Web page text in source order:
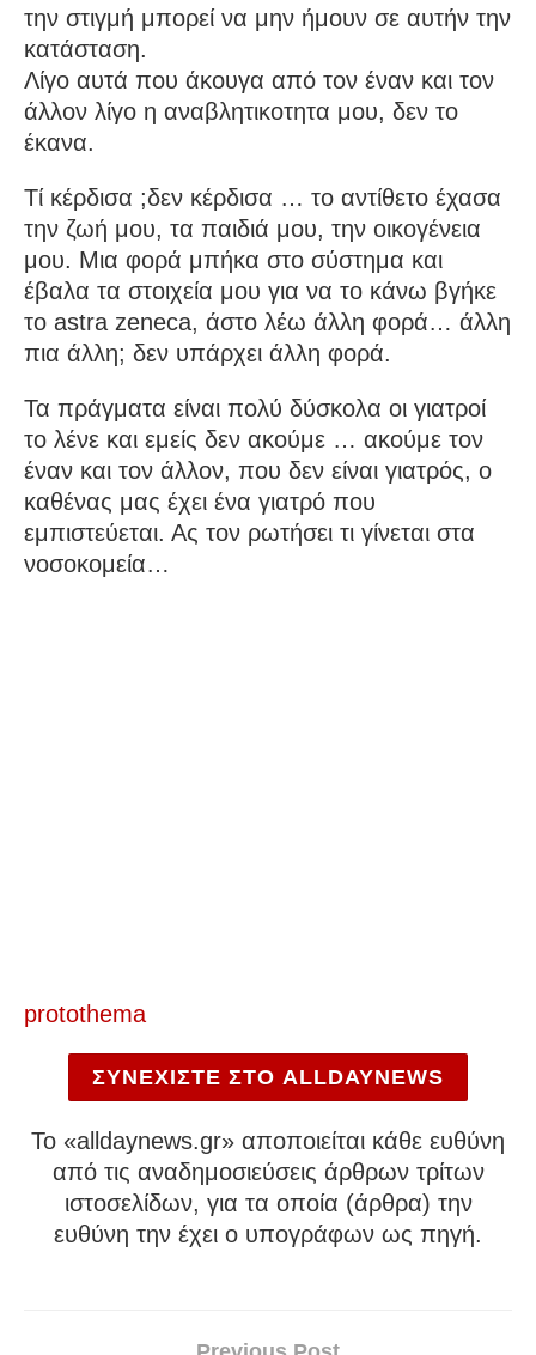
την στιγμή μπορεί να μην ήμουν σε αυτήν την
κατάσταση.
Λίγο αυτά που άκουγα από τον έναν και τον
άλλον λίγο η αναβλητικοτητα μου, δεν το
έκανα.
Τί κέρδισα ;δεν κέρδισα … το αντίθετο έχασα
την ζωή μου, τα παιδιά μου, την οικογένεια
μου. Μια φορά μπήκα στο σύστημα και
έβαλα τα στοιχεία μου για να το κάνω βγήκε
το astra zeneca, άστο λέω άλλη φορά… άλλη
πια άλλη; δεν υπάρχει άλλη φορά.
Τα πράγματα είναι πολύ δύσκολα οι γιατροί
το λένε και εμείς δεν ακούμε … ακούμε τον
έναν και τον άλλον, που δεν είναι γιατρός, ο
καθένας μας έχει ένα γιατρό που
εμπιστεύεται. Ας τον ρωτήσει τι γίνεται στα
νοσοκομεία…
protothema
ΣΥΝΕΧΙΣΤΕ ΣΤΟ ALLDAYNEWS
To «alldaynews.gr» αποποιείται κάθε ευθύνη
από τις αναδημοσιεύσεις άρθρων τρίτων
ιστοσελίδων, για τα οποία (άρθρα) την
ευθύνη την έχει ο υπογράφων ως πηγή.